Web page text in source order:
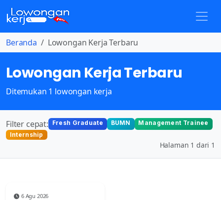
Beranda Lowongan Kerja Terbaru
Lowongan Kerja Terbaru
Ditemukan 1 lowongan kerja
Filter cepat: Fresh Graduate BUMN
Management Trainee
Internship
Halaman 1 dari 1
6 Agu 2026